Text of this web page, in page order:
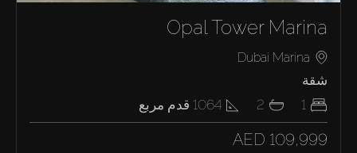
Opal Tower Marina
Dubai Marina
شقة
1
2
1064 قدم مربع
AED 109,999